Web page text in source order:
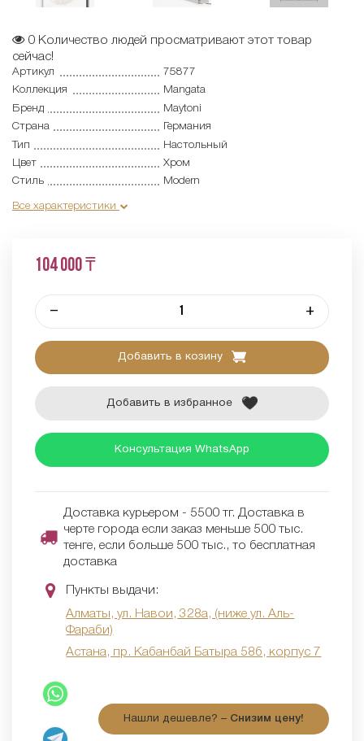
0 Количество людей просматривают этот товар
сейчас!
Артикул
75877
Коллекция
Mangata
Бренд
Maytoni
Страна
Германия
Тип
Настольный
Цвет
Хром
Стиль
Modern
Все характеристики
104 000 ₸
– +
Добавить в козину
Добавить в избранное
Консультация WhatsApp
Доставка курьером - 5500 тг. Доставка в
черте города если заказ меньше 500 тыс.
тенге, если больше 500 тыс., то бесплатная
доставка
Пункты выдачи:
Алматы, ул. Навои, 328а, (ниже ул. Аль-
Фараби)
Астана, пр. Кабанбай Батыра 58б, корпус 7
Нашли дешевле? – Снизим цену!